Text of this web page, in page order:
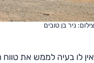
צילום: ניר בן טובים
אין לו בעיה לממש את טווח